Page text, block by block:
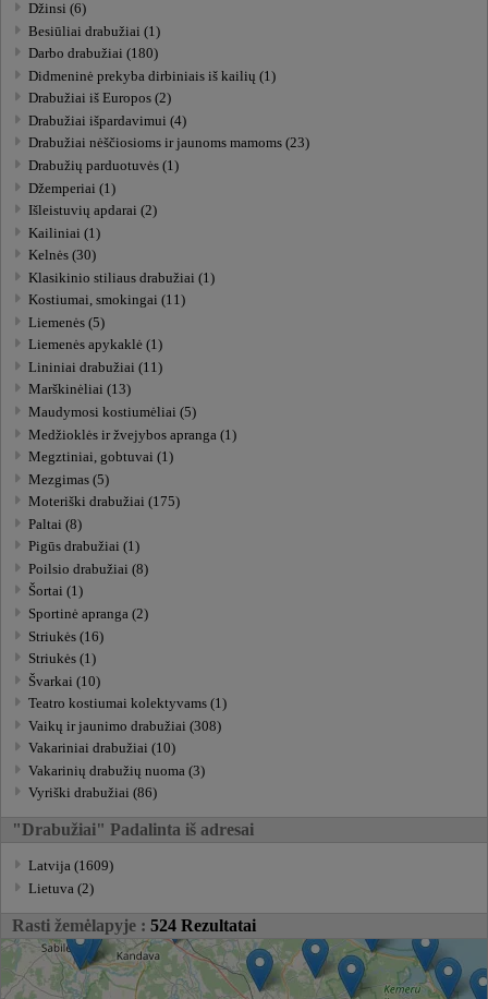
Džinsi (6)
Besiūliai drabužiai (1)
Darbo drabužiai (180)
Didmeninė prekyba dirbiniais iš kailių (1)
Drabužiai iš Europos (2)
Drabužiai išpardavimui (4)
Drabužiai nėščiosioms ir jaunoms mamoms (23)
Drabužių parduotuvės (1)
Džemperiai (1)
Išleistuvių apdarai (2)
Kailiniai (1)
Kelnės (30)
Klasikinio stiliaus drabužiai (1)
Kostiumai, smokingai (11)
Liemenės (5)
Liemenės apykaklė (1)
Lininiai drabužiai (11)
Marškinėliai (13)
Maudymosi kostiumėliai (5)
Medžioklės ir žvejybos apranga (1)
Megztiniai, gobtuvai (1)
Mezgimas (5)
Moteriški drabužiai (175)
Paltai (8)
Pigūs drabužiai (1)
Poilsio drabužiai (8)
Šortai (1)
Sportinė apranga (2)
Striukės (16)
Striukės (1)
Švarkai (10)
Teatro kostiumai kolektyvams (1)
Vaikų ir jaunimo drabužiai (308)
Vakariniai drabužiai (10)
Vakarinių drabužių nuoma (3)
Vyriški drabužiai (86)
"Drabužiai" Padalinta iš adresai
Latvija (1609)
Lietuva (2)
Rasti žemėlapyje : 524 Rezultatai